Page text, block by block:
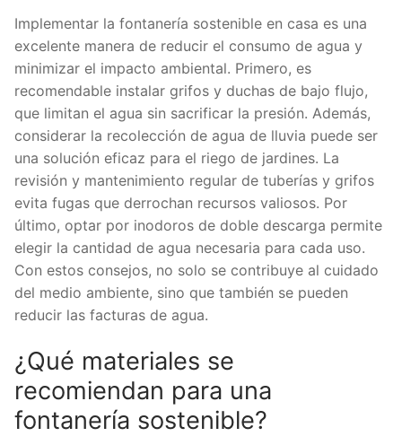
Implementar la fontanería sostenible en casa es una
excelente manera de reducir el consumo de agua y
minimizar el impacto ambiental. Primero, es
recomendable instalar grifos y duchas de bajo flujo,
que limitan el agua sin sacrificar la presión. Además,
considerar la recolección de agua de lluvia puede ser
una solución eficaz para el riego de jardines. La
revisión y mantenimiento regular de tuberías y grifos
evita fugas que derrochan recursos valiosos. Por
último, optar por inodoros de doble descarga permite
elegir la cantidad de agua necesaria para cada uso.
Con estos consejos, no solo se contribuye al cuidado
del medio ambiente, sino que también se pueden
reducir las facturas de agua.
¿Qué materiales se
recomiendan para una
fontanería sostenible?